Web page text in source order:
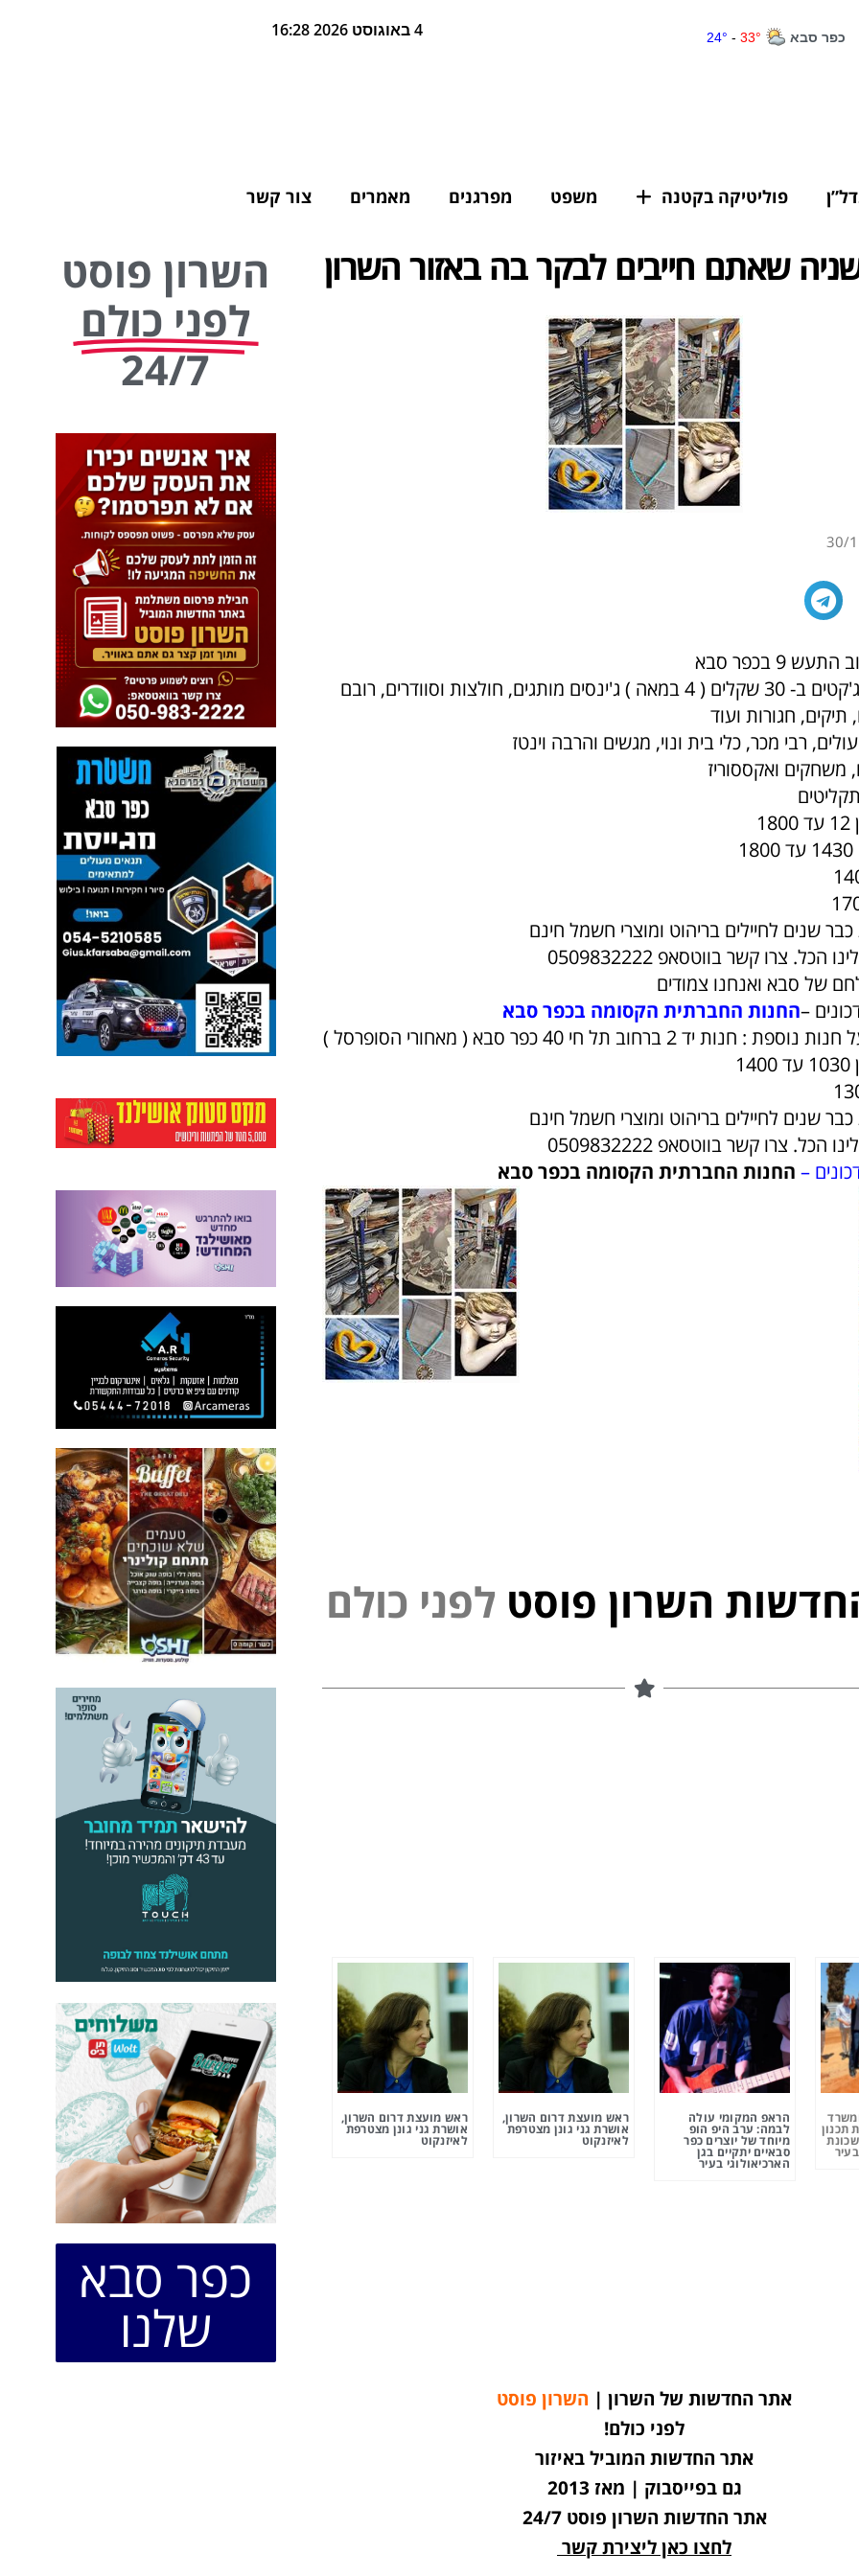
4 באוגוסט 2026 16:28
פוליטיקה בקטנה משפט מפרגנים מאמרים צור קשר
שאתם חייבים לבקר בה באזור השרון
30/
מעילי מותגים וג'קטים ב- 30 שקלים ( 4 במאה ) ג'ינסים מותגים, חולצות וסוודרים, רובם
חגורות ועוד
רבי מכר, כלי בית ונוי, מגשים והרבה וינטז
משחקים ואקססוריז
שנים לחיילים בריהוט ומוצרי חשמל חינם
צרו קשר בווטסאפ 0509832222
של סבא ואנחנו צמודים
–החנות החברתית הקסומה בכפר סבא
יד 2 ברחוב תל חי 40 כפר סבא ( מאחורי הסופרסל )
שנים לחיילים בריהוט ומוצרי חשמל חינם
צרו קשר בווטסאפ 0509832222
– החנות החברתית הקסומה בכפר סבא
השרון פוסט לפני כולם
תכנון
הראפ המקומי עולה
לבמה: ערב היפ הופ
מיוחד של יוצרים כפר
סבאיים יתקיים בגן
הארכיאולוגי בעיר
ראש מועצת דרום השרון,
אושרת גני גונן מצטרפת
לאיזנקוט
ראש מועצת דרום השרון,
אושרת גני גונן מצטרפת
לאיזנקוט
השרון פוסט
לפני כולם
24/7
כפר סבא
שלנו
אתר החדשות של השרון | השרון פוסט
לפני כולם!
אתר החדשות המוביל באיזור
גם בפייסבוק | מאז 2013
אתר החדשות השרון פוסט 24/7
לחצו כאן ליצירת קשר